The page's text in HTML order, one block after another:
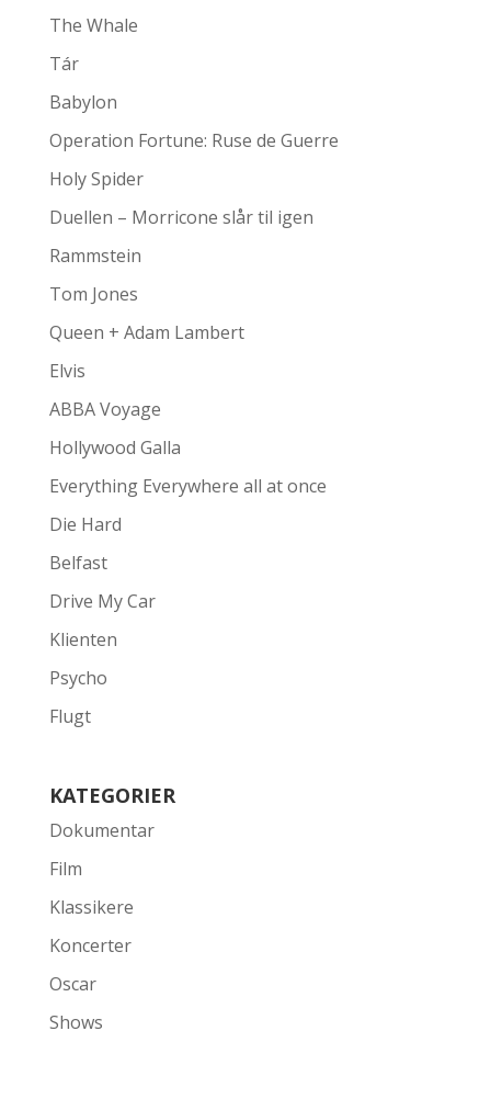
The Whale
Tár
Babylon
Operation Fortune: Ruse de Guerre
Holy Spider
Duellen – Morricone slår til igen
Rammstein
Tom Jones
Queen + Adam Lambert
Elvis
ABBA Voyage
Hollywood Galla
Everything Everywhere all at once
Die Hard
Belfast
Drive My Car
Klienten
Psycho
Flugt
KATEGORIER
Dokumentar
Film
Klassikere
Koncerter
Oscar
Shows